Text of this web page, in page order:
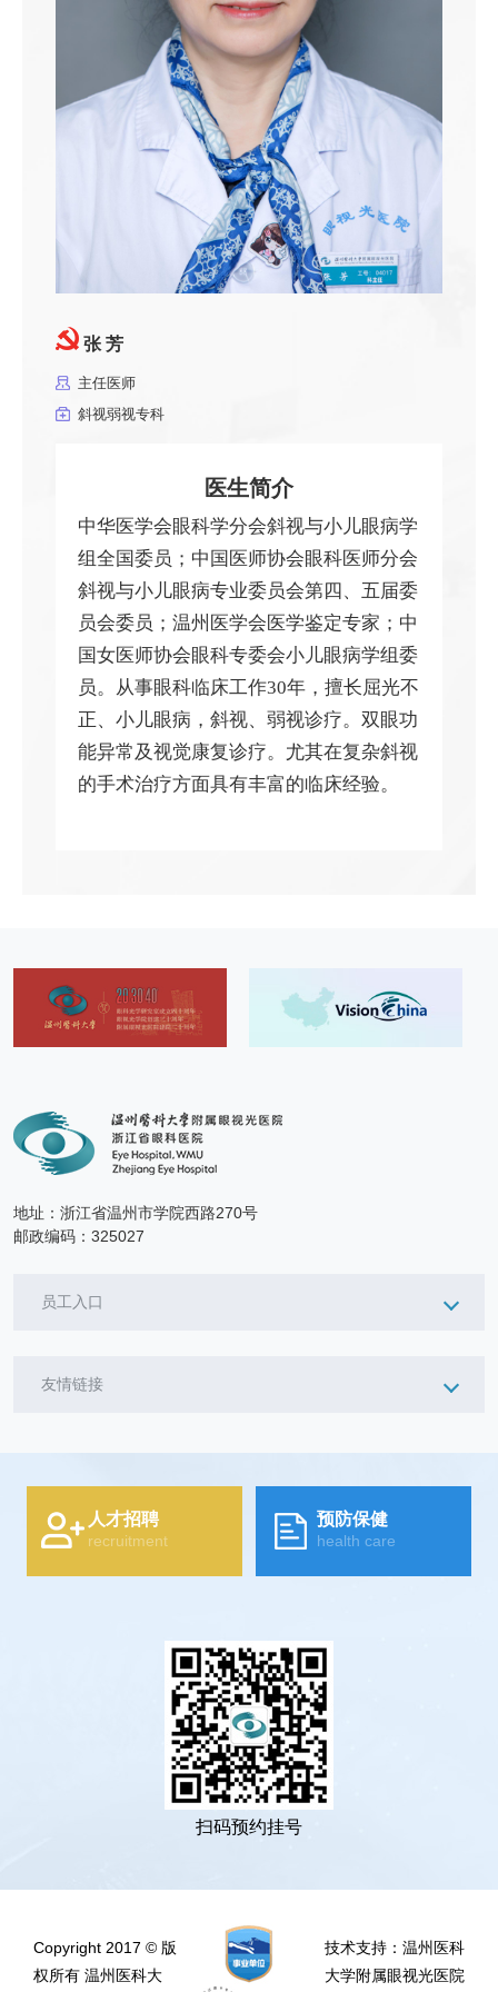
张 芳
主任医师
斜视弱视专科
医生简介
中华医学会眼科学分会斜视与小儿眼病学
组全国委员；中国医师协会眼科医师分会
斜视与小儿眼病专业委员会第四、五届委
员会委员；温州医学会医学鉴定专家；中
国女医师协会眼科专委会小儿眼病学组委
员。从事眼科临床工作30年，擅长屈光不
正、小儿眼病，斜视、弱视诊疗。双眼功
能异常及视觉康复诊疗。尤其在复杂斜视
的手术治疗方面具有丰富的临床经验。
地址：浙江省温州市学院西路270号
邮政编码：325027
员工入口
友情链接
人才招聘
recruitment
预防保健
health care
扫码预约挂号
Copyright 2017 © 版
权所有 温州医科大
技术支持：温州医科
大学附属眼视光医院